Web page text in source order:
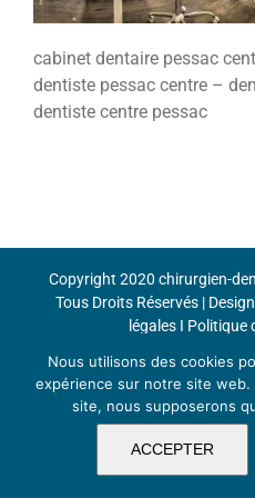
cabinet dentaire pessac
dentiste pessac centre –
dentiste centre pessac
Copyright 2020 chirurgien-
Tous Droits Réservés |
légales I Politique
Nous utilisons des cookies
expérience sur notre site
site, nous supposerons
ACCEPTER